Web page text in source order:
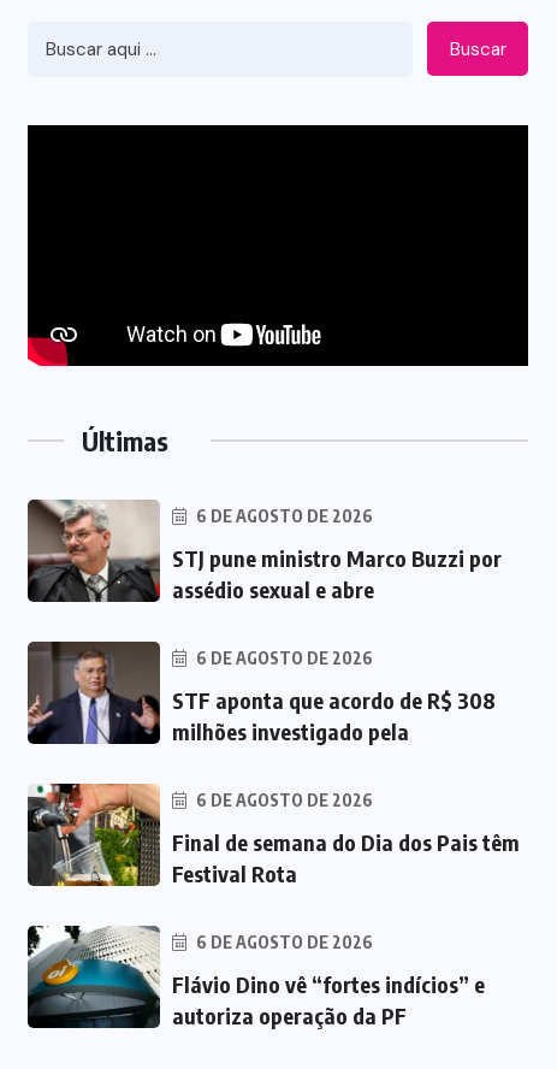
Buscar
Últimas
6 DE AGOSTO DE 2026
STJ pune ministro Marco Buzzi por
assédio sexual e abre
6 DE AGOSTO DE 2026
STF aponta que acordo de R$ 308
milhões investigado pela
6 DE AGOSTO DE 2026
Final de semana do Dia dos Pais têm
Festival Rota
6 DE AGOSTO DE 2026
Flávio Dino vê “fortes indícios” e
autoriza operação da PF